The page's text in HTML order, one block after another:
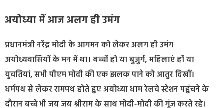
अयोध्या में आज अलग ही उमंग
प्रधानमंत्री नरेंद्र मोदी के आगमन को लेकर अलग ही उमंग
अयोध्यवासियों के मन में था। बच्चों हो या बुजुर्ग, महिलाएं हों या
युवतियां, सभी पीएम मोदी की एक झलक पाने को आतुर दिखीं।
धर्मपथ से लेकर रामपथ होते हुए अयोध्या धाम रेलवे स्टेशन पहुंचने के
दौरान बच्चे भी जय जय श्रीराम के साथ मोदी-मोदी की गूंज करते रहे।